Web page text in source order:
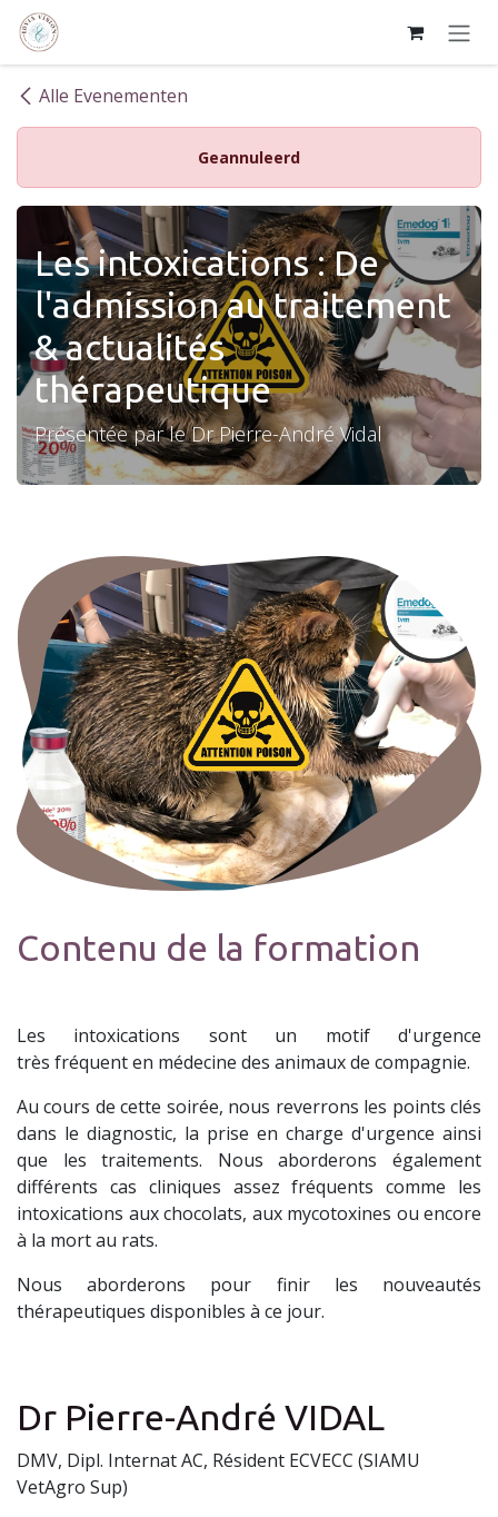
Overslaan naar inhoud
Alle Evenementen
Geannuleerd
Les intoxications : De
l'admission au traitement
& actualités
thérapeutique
Présentée par le Dr Pierre-André Vidal
Contenu de la formation
Les intoxications sont un motif d'urgence
très fréquent en médecine des animaux de compagnie.
Au cours de cette soirée, nous reverrons les points clés
dans le diagnostic, la prise en charge d'urgence ainsi
que les traitements. Nous aborderons également
différents cas cliniques assez fréquents comme les
intoxications aux chocolats, aux mycotoxines ou encore
à la mort au rats.
Nous aborderons pour finir les nouveautés
thérapeutiques disponibles à ce jour.
Dr Pierre-André VIDAL
DMV, Dipl. Internat AC, Résident ECVECC (SIAMU
VetAgro Sup)